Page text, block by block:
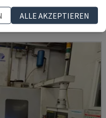
142.000 €
ALLE AKZEPTIEREN